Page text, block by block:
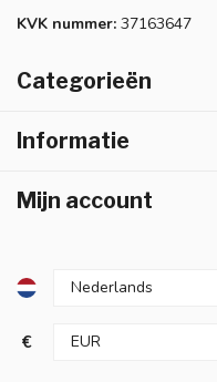
KVK nummer: 37163647
Categorieën
Informatie
Mijn account
€